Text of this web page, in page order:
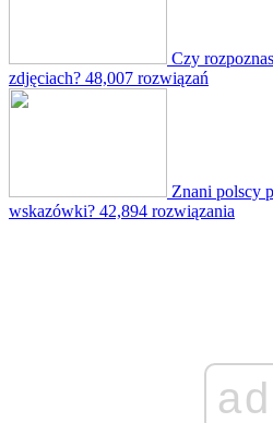
Czy
zdjęciach? 48,007 rozwiązań
Znani polscy
wskazówki? 42,894 rozwiązania
ad